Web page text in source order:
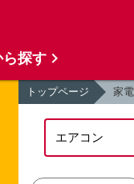
トップページ 家
ら探す